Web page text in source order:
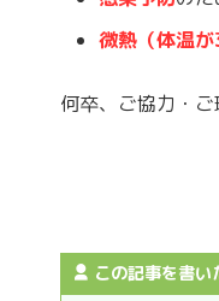
微熱（体温
何卒、ご協力・
この記事を書い